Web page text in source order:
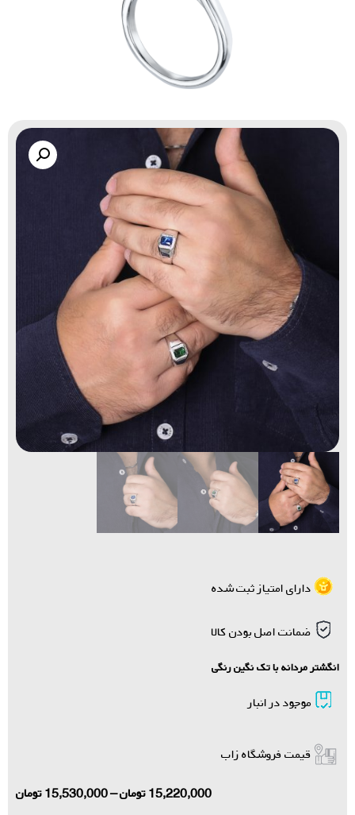
گالری زاب سیلور
دارای امتیاز ثبت شده
ضمانت اصل بودن کالا
انگشتر مردانه با تک نگین رنگی
موجود در انبار
قیمت فروشگاه زاب
15,220,000تومان–
15,530,000تومان